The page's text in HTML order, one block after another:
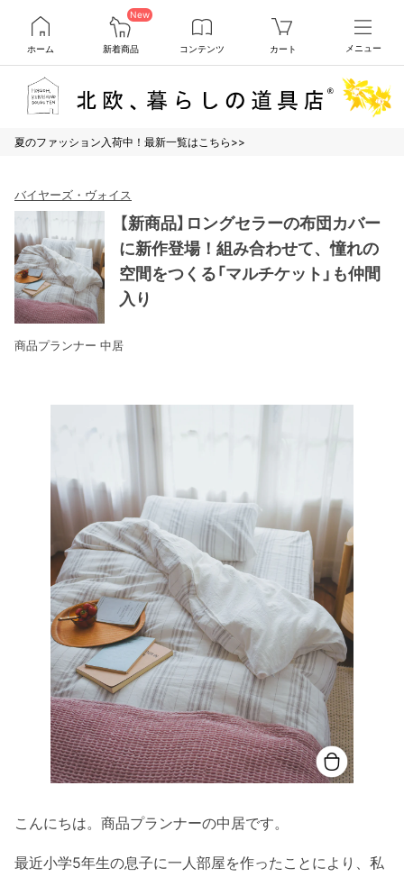
ホーム
New
新着商品 コンテンツ カート メニュー
夏のファッション入荷中！最新一覧はこちら>>
バイヤーズ・ヴォイス
【新商品】ロングセラーの布団カバー
に新作登場！組み合わせて、憧れの
空間をつくる「マルチケット」も仲間
入り
商品プランナー 中居
こんにちは。商品プランナーの中居です。
最近小学5年生の息子に一人部屋を作ったことにより、私